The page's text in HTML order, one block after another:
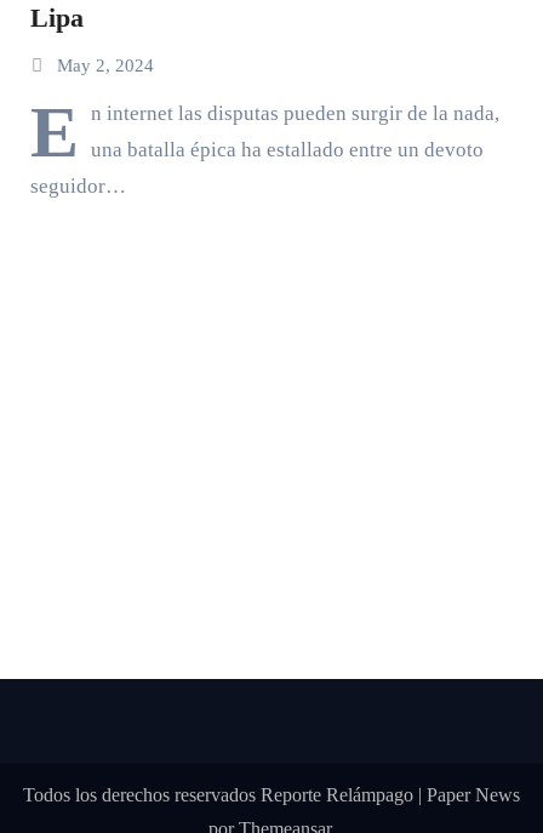
Lipa
May 2, 2024
E
n internet las disputas pueden surgir de la nada,
una batalla épica ha estallado entre un devoto
seguidor…
Todos los derechos reservados Reporte Relámpago | Paper News
porThemeansar.